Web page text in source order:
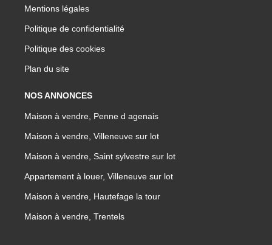
Mentions légales
Politique de confidentialité
Politique des cookies
Plan du site
NOS ANNONCES
Maison à vendre, Penne d agenais
Maison à vendre, Villeneuve sur lot
Maison à vendre, Saint sylvestre sur lot
Appartement à louer, Villeneuve sur lot
Maison à vendre, Hautefage la tour
Maison à vendre, Trentels